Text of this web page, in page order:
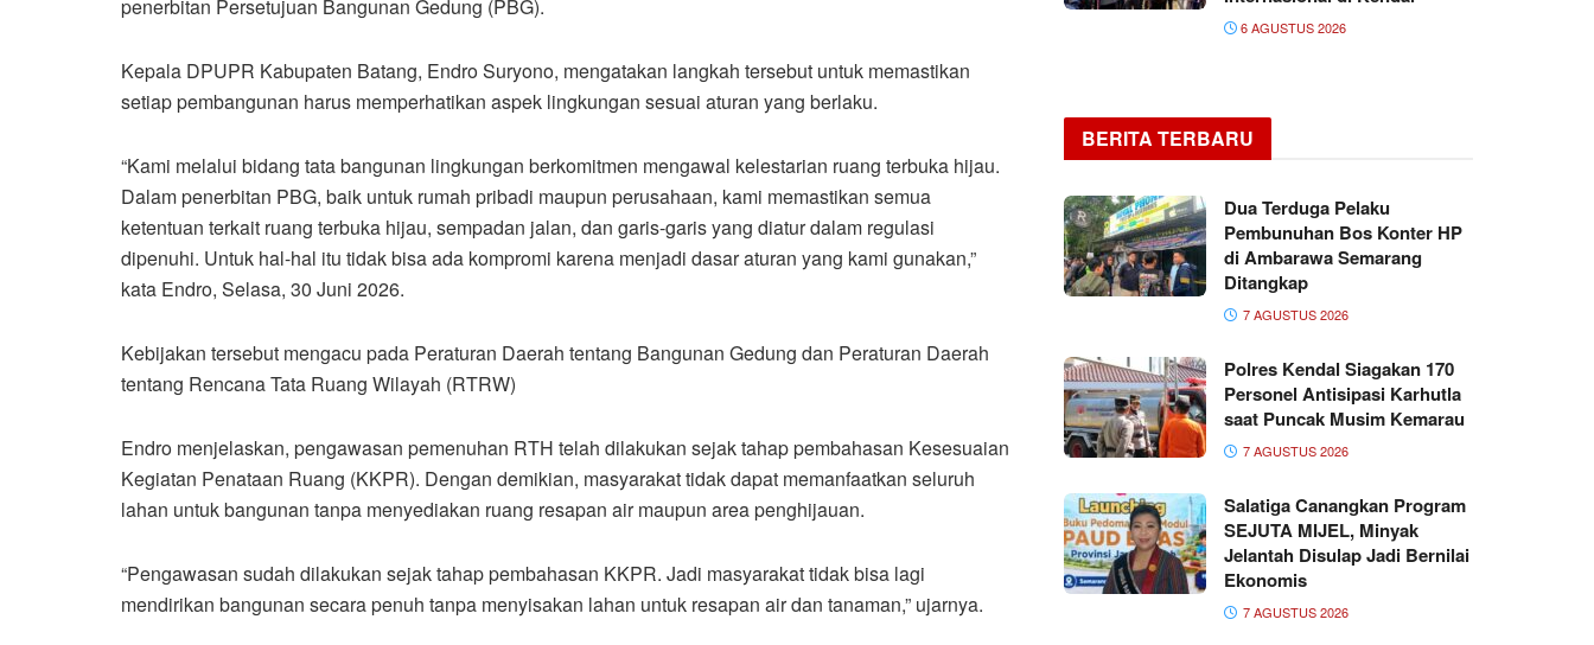
penerbitan Persetujuan Bangunan Gedung (PBG).
Kepala DPUPR Kabupaten Batang, Endro Suryono, mengatakan langkah tersebut untuk memastikan
setiap pembangunan harus memperhatikan aspek lingkungan sesuai aturan yang berlaku.
“Kami melalui bidang tata bangunan lingkungan berkomitmen mengawal kelestarian ruang terbuka hijau.
Dalam penerbitan PBG, baik untuk rumah pribadi maupun perusahaan, kami memastikan semua
ketentuan terkait ruang terbuka hijau, sempadan jalan, dan garis-garis yang diatur dalam regulasi
dipenuhi. Untuk hal-hal itu tidak bisa ada kompromi karena menjadi dasar aturan yang kami gunakan,”
kata Endro, Selasa, 30 Juni 2026.
Kebijakan tersebut mengacu pada Peraturan Daerah tentang Bangunan Gedung dan Peraturan Daerah
tentang Rencana Tata Ruang Wilayah (RTRW)
Endro menjelaskan, pengawasan pemenuhan RTH telah dilakukan sejak tahap pembahasan Kesesuaian
Kegiatan Penataan Ruang (KKPR). Dengan demikian, masyarakat tidak dapat memanfaatkan seluruh
lahan untuk bangunan tanpa menyediakan ruang resapan air maupun area penghijauan.
“Pengawasan sudah dilakukan sejak tahap pembahasan KKPR. Jadi masyarakat tidak bisa lagi
mendirikan bangunan secara penuh tanpa menyisakan lahan untuk resapan air dan tanaman,” ujarnya.
6 AGUSTUS 2026
BERITA TERBARU
Dua Terduga Pelaku
Pembunuhan Bos Konter HP
di Ambarawa Semarang
Ditangkap
7 AGUSTUS 2026
Polres Kendal Siagakan 170
Personel Antisipasi Karhutla
saat Puncak Musim Kemarau
7 AGUSTUS 2026
Salatiga Canangkan Program
SEJUTA MIJEL, Minyak
Jelantah Disulap Jadi Bernilai
Ekonomis
7 AGUSTUS 2026